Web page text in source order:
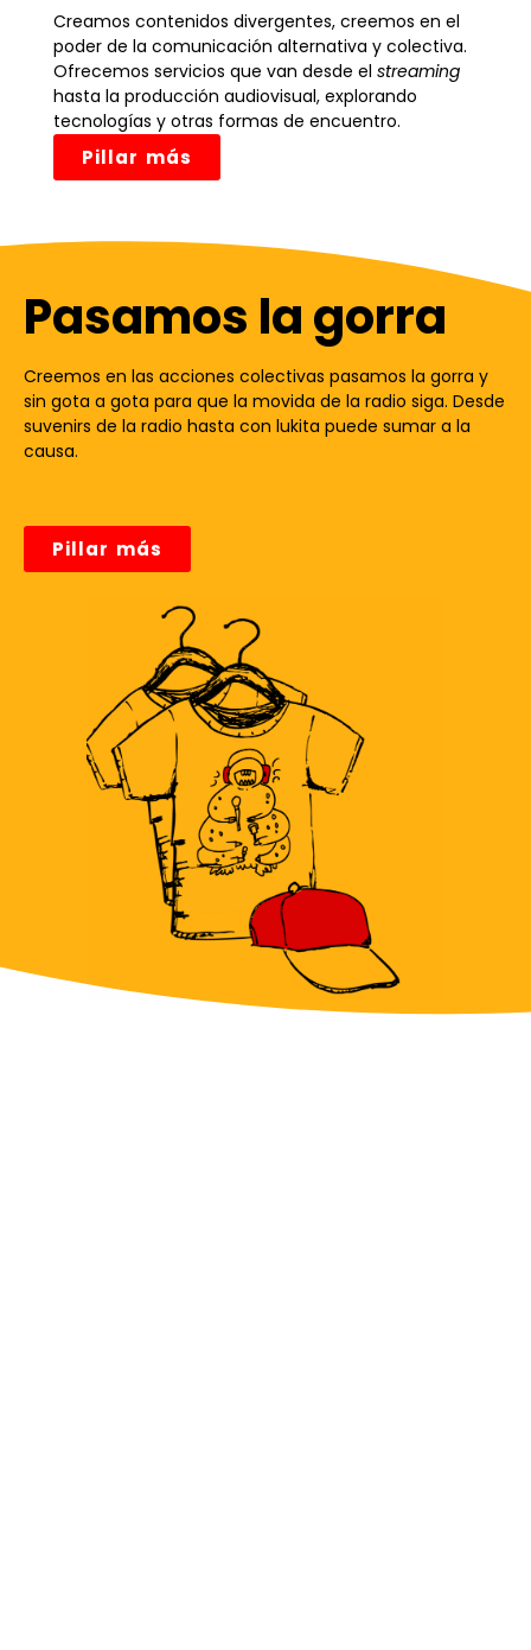
Creamos contenidos divergentes, creemos en el
poder de la comunicación alternativa y colectiva.
Ofrecemos servicios que van desde el streaming
hasta la producción audiovisual, explorando
tecnologías y otras formas de encuentro.
Pillar más
Pasamos la gorra
Creemos en las acciones colectivas pasamos la gorra y
sin gota a gota para que la movida de la radio siga. Desde
suvenirs de la radio hasta con lukita puede sumar a la
causa.
Pillar más